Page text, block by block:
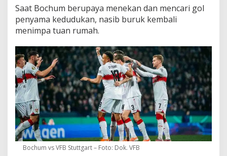
Saat Bochum berupaya menekan dan mencari gol
penyama kedudukan, nasib buruk kembali
menimpa tuan rumah.
Bochum vs VFB Stuttgart – Foto: Dok. VFB